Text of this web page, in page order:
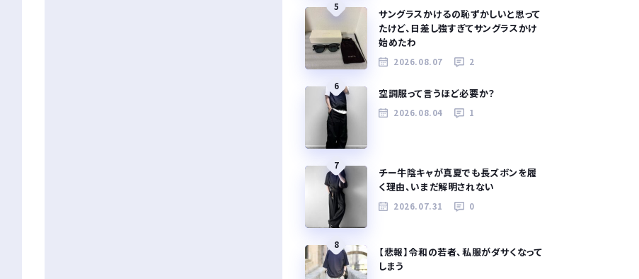
5
サングラスかけるの恥ずかしいと思って
たけど、日差し強すぎてサングラスかけ
始めたわ
2026.08.07 2
6
空調服って言うほど必要か？
2026.08.04 1
7
チー牛陰キャが真夏でも長ズボンを履
く理由、いまだ解明されない
2026.07.31 0
8
【悲報】令和の若者、私服がダサくなって
しまう